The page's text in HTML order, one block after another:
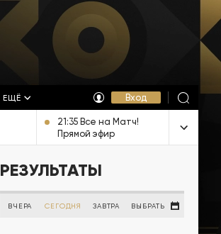
ЕЩЁ Вход
21:35 Все на Матч!
Прямой эфир
РЕЗУЛЬТАТЫ
ВЧЕРА СЕГОДНЯ ЗАВТРА ВЫБРАТЬ